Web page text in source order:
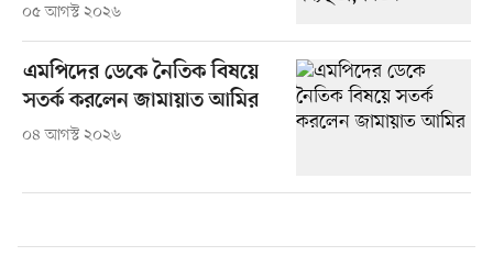
০৫ আগস্ট ২০২৬
এমপিদের ডেকে নৈতিক বিষয়ে
সতর্ক করলেন জামায়াত আমির
০৪ আগস্ট ২০২৬